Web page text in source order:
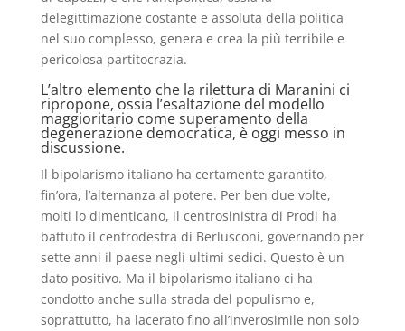
delegittimazione costante e assoluta della politica
nel suo complesso, genera e crea la più terribile e
pericolosa partitocrazia.
L’altro elemento che la rilettura di Maranini ci
ripropone, ossia l’esaltazione del modello
maggioritario come superamento della
degenerazione democratica, è oggi messo in
discussione.
Il bipolarismo italiano ha certamente garantito,
fin’ora, l’alternanza al potere. Per ben due volte,
molti lo dimenticano, il centrosinistra di Prodi ha
battuto il centrodestra di Berlusconi, governando per
sette anni il paese negli ultimi sedici. Questo è un
dato positivo. Ma il bipolarismo italiano ci ha
condotto anche sulla strada del populismo e,
soprattutto, ha lacerato fino all’inverosimile non solo